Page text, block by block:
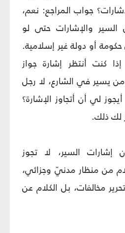
جواب المراجع: نعم،
السير والإشارات حتى لو
أو دولة غير إسلامية.
كنت أنتظر إشارة جواز
يسير في الشارع، لا رجل
لي أن أتجاوز الإشارة؟
لك ذلك.
إشارات السير، لا تجوز
من منظار مدنيّ وجزائي،
مخالفات، بل الكلام عن